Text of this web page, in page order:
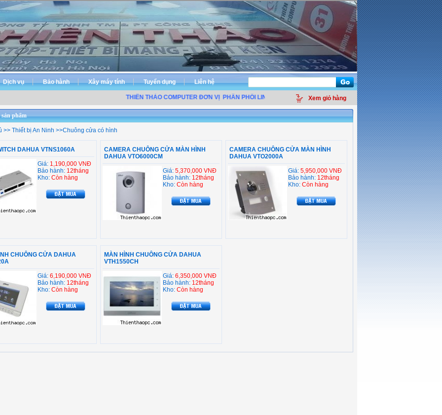
Dịch vụ Bảo hành Xây máy tính Tuyển dụng Liên hệ
THIÊN THẢO COMPUTER ĐƠN VỊ PHÂN PHỐI LINH KIỆN ĐIỆN TỬ MÁY TÍNH - THIẾT BỊ VĂN PHÒNG - GIẢI PHÁP
Xem giỏ hàng
phẩm
>> Thiết bị An Ninh >>Chuông cửa có hình
DAHUA VTNS1060A
Giá: 1,190,000 VNĐ
Bảo hành: 12tháng
Kho: Còn hàng
CAMERA CHUÔNG CỬA MÀN HÌNH
DAHUA VTO6000CM
Giá: 5,370,000 VNĐ
Bảo hành: 12tháng
Kho: Còn hàng
CAMERA CHUÔNG CỬA MÀN HÌNH
DAHUA VTO2000A
Giá: 5,950,000 VNĐ
Bảo hành: 12tháng
Kho: Còn hàng
CHUÔNG CỬA DAHUA
Giá: 6,190,000 VNĐ
Bảo hành: 12tháng
Kho: Còn hàng
MÀN HÌNH CHUÔNG CỬA DAHUA
VTH1550CH
Giá: 6,350,000 VNĐ
Bảo hành: 12tháng
Kho: Còn hàng